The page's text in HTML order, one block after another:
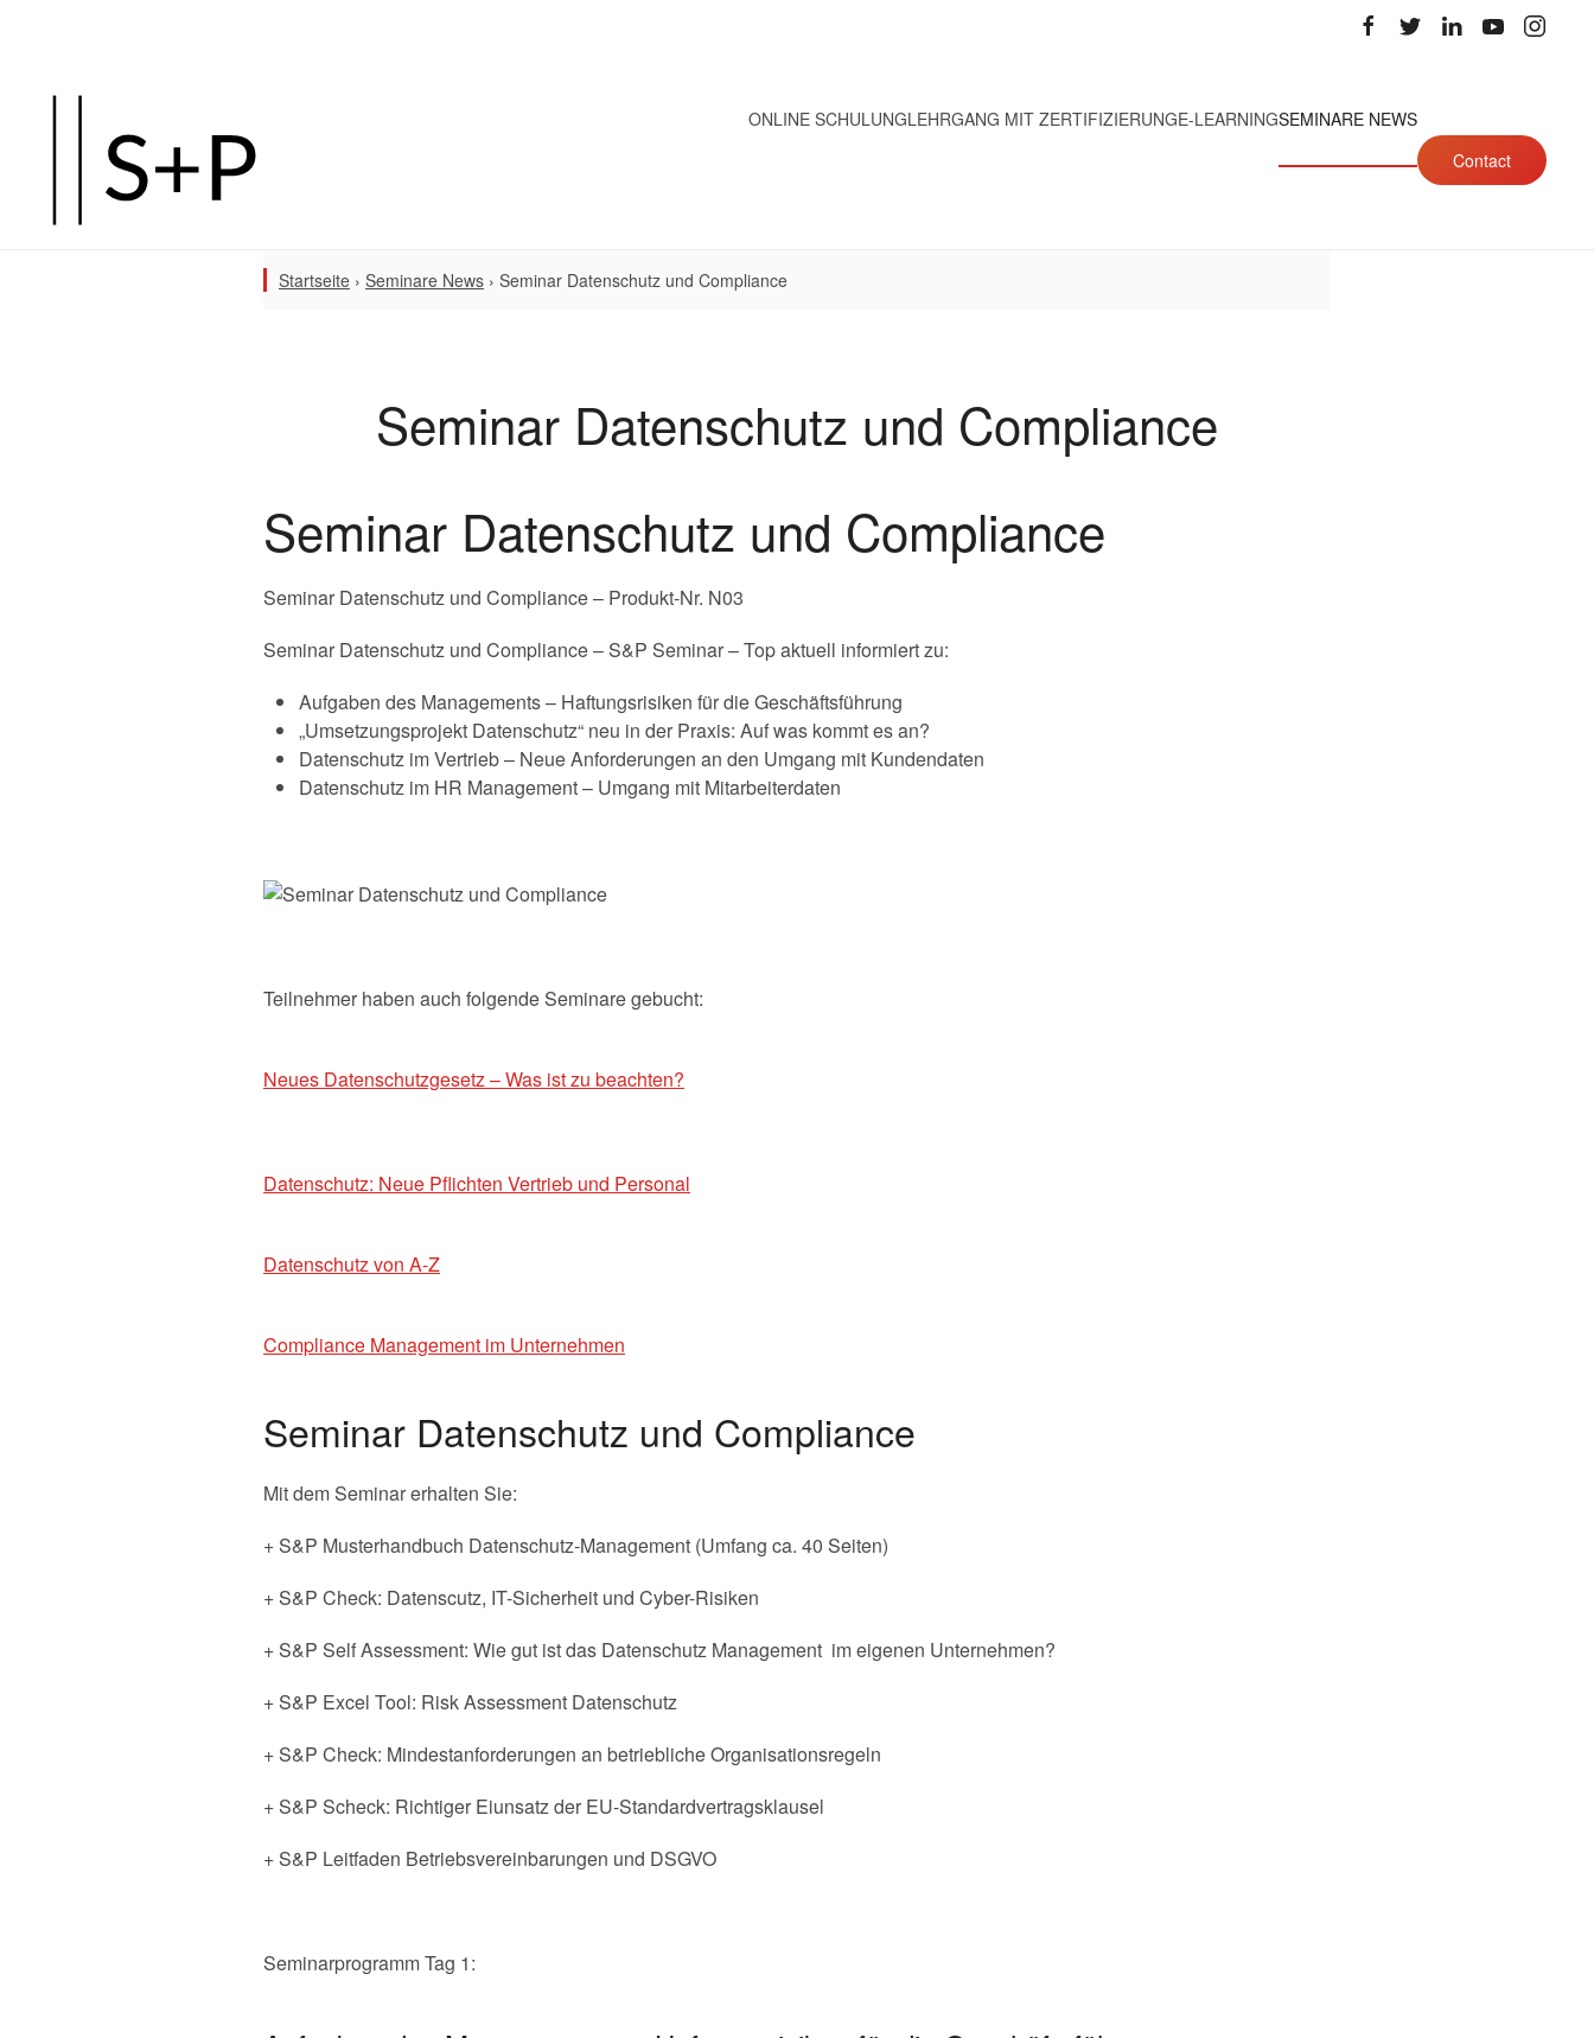
ONLINE SCHULUNGLEHRGANG MIT ZERTIFIZIERUNGE-LEARNINGSEMINARE NEWS
Contact
Startseite › Seminare News › Seminar Datenschutz und Compliance
Seminar Datenschutz und Compliance
Seminar Datenschutz und Compliance
Seminar Datenschutz und Compliance – Produkt-Nr. N03
Seminar Datenschutz und Compliance – S&P Seminar – Top aktuell informiert zu:
Aufgaben des Managements – Haftungsrisiken für die Geschäftsführung
„Umsetzungsprojekt Datenschutz“ neu in der Praxis: Auf was kommt es an?
Datenschutz im Vertrieb – Neue Anforderungen an den Umgang mit Kundendaten
Datenschutz im HR Management – Umgang mit Mitarbeiterdaten
Teilnehmer haben auch folgende Seminare gebucht:
Neues Datenschutzgesetz – Was ist zu beachten?
Datenschutz: Neue Pflichten Vertrieb und Personal
Datenschutz von A-Z
Compliance Management im Unternehmen
Seminar Datenschutz und Compliance
Mit dem Seminar erhalten Sie:
+ S&P Musterhandbuch Datenschutz-Management (Umfang ca. 40 Seiten)
+ S&P Check: Datenscutz, IT-Sicherheit und Cyber-Risiken
+ S&P Self Assessment: Wie gut ist das Datenschutz Management im eigenen Unternehmen?
+ S&P Excel Tool: Risk Assessment Datenschutz
+ S&P Check: Mindestanforderungen an betriebliche Organisationsregeln
+ S&P Scheck: Richtiger Eiunsatz der EU-Standardvertragsklausel
+ S&P Leitfaden Betriebsvereinbarungen und DSGVO
Seminarprogramm Tag 1: